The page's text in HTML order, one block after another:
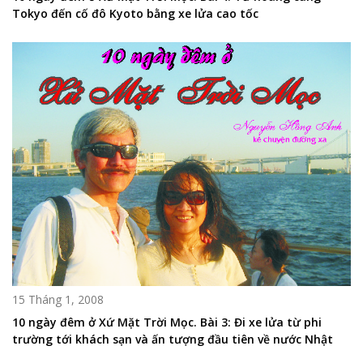
Tokyo đến cố đô Kyoto bằng xe lửa cao tốc
15 Tháng 1, 2008
10 ngày đêm ở Xứ Mặt Trời Mọc. Bài 3: Đi xe lửa từ phi
trường tới khách sạn và ấn tượng đầu tiên về nước Nhật